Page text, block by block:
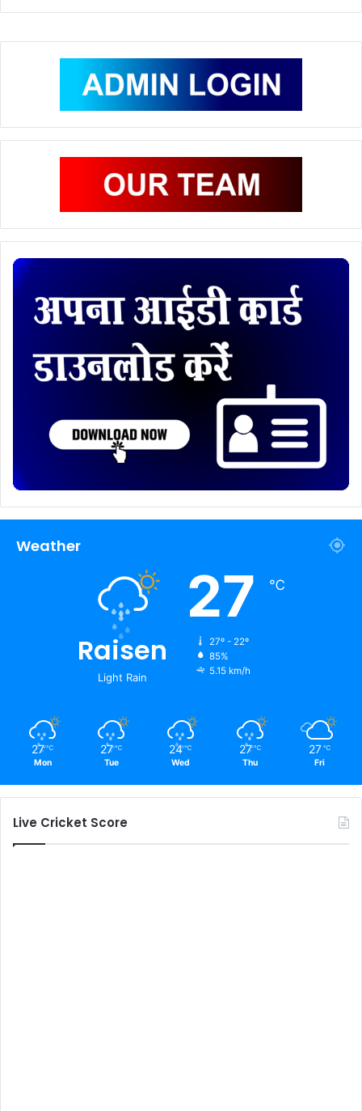
Weather
Raisen
Light Rain
27 ℃
27º - 22º
85%
5.15 km/h
27 ℃
Mon
27 ℃
Tue
24 ℃
Wed
27 ℃
Thu
27 ℃
Fri
Live Cricket Score